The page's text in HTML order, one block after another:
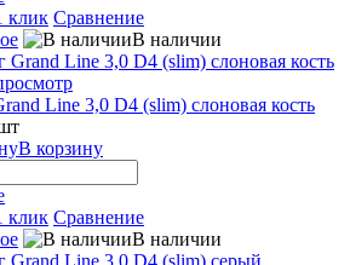
клик Сравнение
В наличии
Line 3,0 D4 (slim) слоновая кость
В корзину
клик Сравнение
В наличии